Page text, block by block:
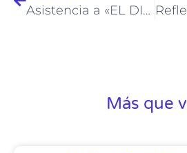
Asistencia a «EL DIABLO COJUELO»
Más que